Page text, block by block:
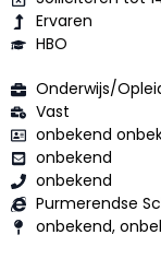
Ervaren
HBO
Onderwijs/
Vast
onbekend
onbekend
onbekend
Purmerendse
onbekend,